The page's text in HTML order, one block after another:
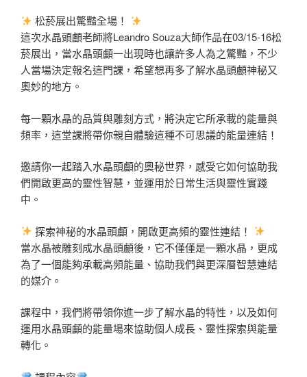
松菸展出驚豔全場！
這次水晶頭顱老師將Leandro Souza大師作品在03/15-16松
菸展出，當水晶頭顱一出現時也讓許多人為之驚豔，不少
人當場決定報名這門課，希望想再多了解水晶頭顱神秘又
奧妙的地方。
每一顆水晶的品質與雕刻方式，將決定它所承載的能量與
頻率，這堂課將帶你親自體驗這種不可思議的能量連結！
邀請你一起踏入水晶頭顱的奧秘世界，感受它如何協助我
們開啟更高的靈性智慧，並運用於日常生活與靈性實踐
中。
探索神秘的水晶頭顱，開啟更高頻的靈性連結！
當水晶被雕刻成水晶頭顱後，它不僅僅是一顆水晶，更成
為了一個能夠承載高頻能量、協助我們與更深層智慧連結
的媒介。
課程中，我們將帶領你進一步了解水晶的特性，以及如何
運用水晶頭顱的能量場來協助個人成長、靈性探索與能量
轉化。